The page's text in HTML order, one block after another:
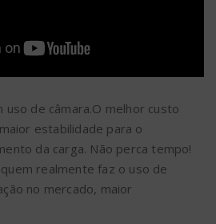
uso de câmara.O melhor custo
estabilidade para o
da carga. Não perca tempo!
realmente faz o uso de
no mercado, maior